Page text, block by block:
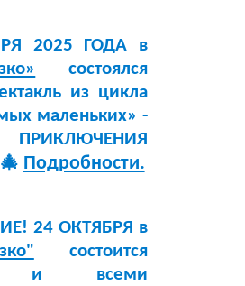
2025 ГОДА в
состоялся
из цикла
маленьких» -
Подробности.
24 ОКТЯБРЯ в
состоится
и всеми